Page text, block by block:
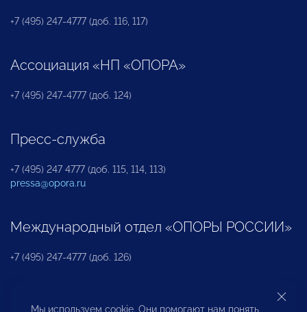
+7 (495) 247-4777 (доб. 116, 117)
Ассоциация «НП «ОПОРА»
+7 (495) 247-4777 (доб. 124)
Пресс-служба
+7 (495) 247 4777 (доб. 115, 114, 113)
pressa@opora.ru
Международный отдел «ОПОРЫ РОССИИ»
+7 (495) 247-4777 (доб. 126)
Бюро по защите прав предпринимателей и
Мы используем cookie. Они помогают нам понять,